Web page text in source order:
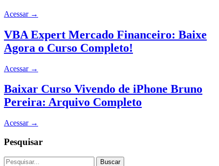
Acessar →
VBA Expert Mercado Financeiro: Baixe
Agora o Curso Completo!
Acessar →
Baixar Curso Vivendo de iPhone Bruno
Pereira: Arquivo Completo
Acessar →
Pesquisar
Buscar